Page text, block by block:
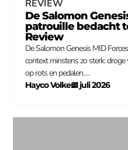
REVIEW
De Salomon
patrouille bedacht
Review
De Salomon Genesis MID
context minstens zo sterk:
op rots en pedalen….
Hayco Volkers
–
21 juli 2026